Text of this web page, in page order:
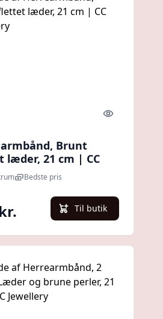
Quick look
Brunt
læder, 21 cm | CC
Bedste pris
Til butik